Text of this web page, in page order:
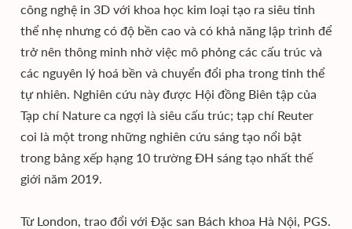
công nghệ in 3D với khoa học kim loại tạo ra siêu tinh
thể nhẹ nhưng có độ bền cao và có khả năng lập trình để
trở nên thông minh nhờ việc mô phỏng các cấu trúc và
các nguyên lý hoá bền và chuyển đổi pha trong tinh thể
tự nhiên. Nghiên cứu này được Hội đồng Biên tập của
Tạp chí Nature ca ngợi là siêu cấu trúc; tạp chí Reuter
coi là một trong những nghiên cứu sáng tạo nổi bật
trong bảng xếp hạng 10 trường ĐH sáng tạo nhất thế
giới năm 2019.
Từ London, trao đổi với Đặc san Bách khoa Hà Nội, PGS.